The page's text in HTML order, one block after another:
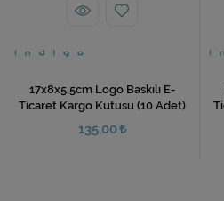
17x8x5,5cm Logo Baskılı E-
Ticaret Kargo Kutusu (10 Adet)
135,00